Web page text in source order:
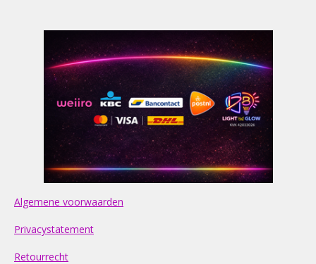
Algemene voorwaarden
Privacystatement
Retourrecht